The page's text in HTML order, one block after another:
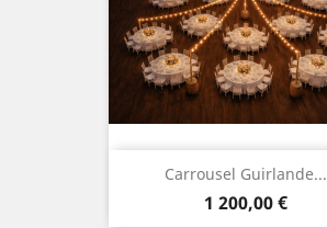
Carrousel Guirlande...
Prix
1 200,00 €